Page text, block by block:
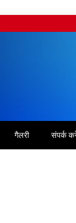
गैलरी संपर्क